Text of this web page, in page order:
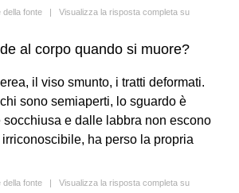
della fonte | Visualizza la risposta completa su
al corpo quando si muore?
il viso smunto, i tratti deformati.
sono semiaperti, lo sguardo è
socchiusa e dalle labbra non escono
ha perso la propria
della fonte | Visualizza la risposta completa su